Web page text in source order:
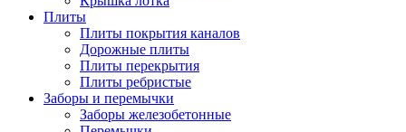
Плиты
Плиты покрытия каналов
Дорожные плиты
Плиты перекрытия
Плиты ребристые
Заборы и перемычки
Заборы железобетонные